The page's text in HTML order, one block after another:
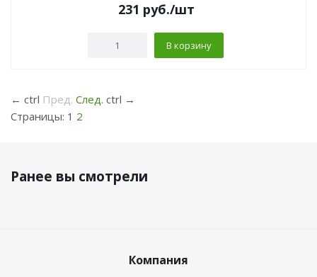
231 руб./шт
В корзину
← ctrl Пред. След. ctrl →
Страницы: 1 2
Ранее вы смотрели
Компания